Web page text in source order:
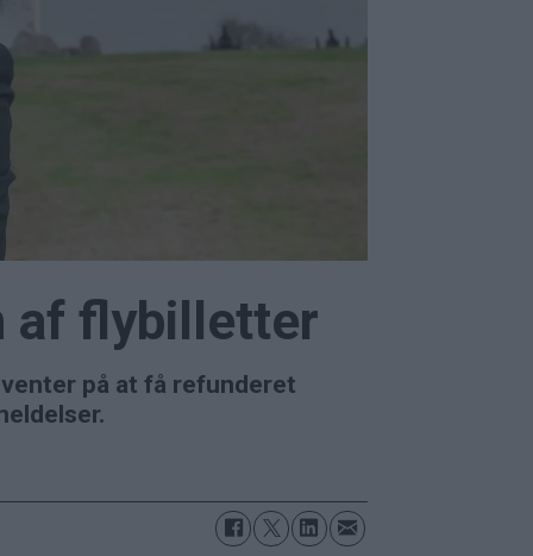
af flybilletter
på at få refunderet